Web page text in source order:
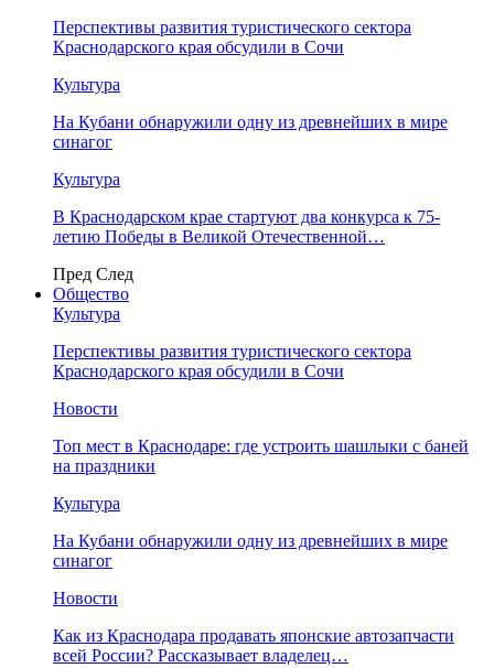
Перспективы развития туристического сектора
Краснодарского края обсудили в Сочи
Культура
На Кубани обнаружили одну из древнейших в мире
синагог
Культура
В Краснодарском крае стартуют два конкурса к 75-
летию Победы в Великой Отечественной…
Пред След
Общество
Культура
Перспективы развития туристического сектора
Краснодарского края обсудили в Сочи
Новости
Топ мест в Краснодаре: где устроить шашлыки с баней
на праздники
Культура
На Кубани обнаружили одну из древнейших в мире
синагог
Новости
Как из Краснодара продавать японские автозапчасти
всей России? Рассказывает владелец…